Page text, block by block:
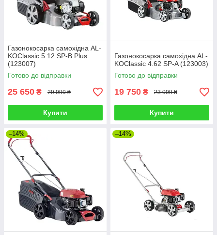
Газонокосарка самохідна AL-
KOClassic 5.12 SP-B Plus
(123007)
Готово до відправки
25 650 ₴ 29 999 ₴
Купити
Газонокосарка самохідна AL-
KOClassic 4.62 SP-A (123003)
Готово до відправки
19 750 ₴ 23 099 ₴
Купити
–14% –14%